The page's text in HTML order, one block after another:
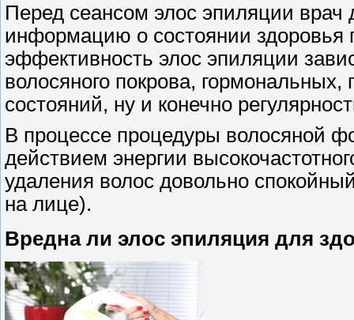
Перед сеансом элос эпиляции врач
информацию о состоянии здоровья
эффективность элос эпиляции
волосяного покрова,
состояний, ну и конечно
В процессе процедуры волосяной
действием энергии
удаления волос довольно
на лице).
Вредна ли элос эпиляция для